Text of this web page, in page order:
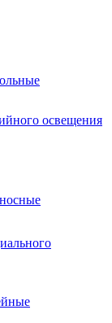
освещения